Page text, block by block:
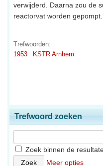
verwijderd. Daarna zou de
reactorvat worden gepompt.
Trefwoorden:
1953
KSTR Arnhem
Trefwoord zoeken
Zoek binnen de
Meer opties